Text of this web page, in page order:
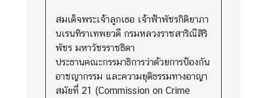
สมเด็จพระเจ้าลูกเธอ เจ้าฟ้าพัชรกิติยาภา
นเรนทิราเทพยวดี กรมหลวงราชสาริณีสิริ
พัชร มหาวัชรราชธิดา
ประธานคณะกรรมาธิการว่าด้วยการป้องกัน
อาชญากรรม และความยุติธรรมทางอาญา
สมัยที่ 21 (Commission on Crime